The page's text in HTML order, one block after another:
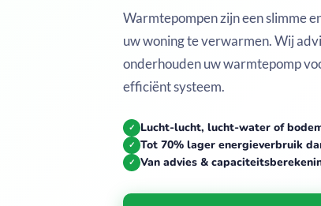
Warmtepompen zijn een slimme
uw woning te verwarmen. Wij
onderhouden uw warmtepomp
efficiënt systeem.
✓ Lucht-lucht, lucht-water of
✓ Tot 70% lager energieverbruik
✓ Van advies &